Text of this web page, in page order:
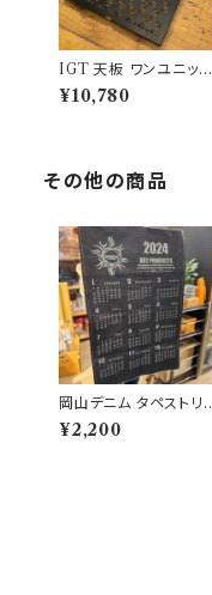
IGT 天板 ワンユニット
ブラックアイアン【 ヴィ
ンテージリーフ 】アイア
¥10,780
その他の商品
岡山デニム タペストリ
ー 802PRODUCTS
¥2,200